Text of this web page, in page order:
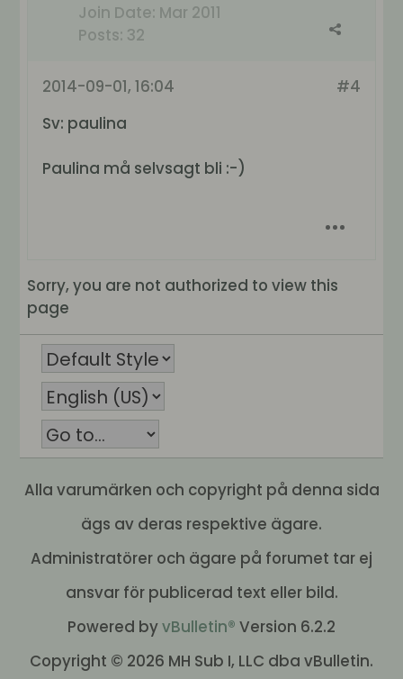
Join Date: Mar 2011
Posts: 32
#4
2014-09-01, 16:04
Sv: paulina
Paulina må selvsagt bli :-)
Sorry, you are not authorized to view this
page
Alla varumärken och copyright på denna sida
ägs av deras respektive ägare.
Administratörer och ägare på forumet tar ej
ansvar för publicerad text eller bild.
Powered byvBulletin® Version 6.2.2
Copyright © 2026 MH Sub I, LLC dba vBulletin.